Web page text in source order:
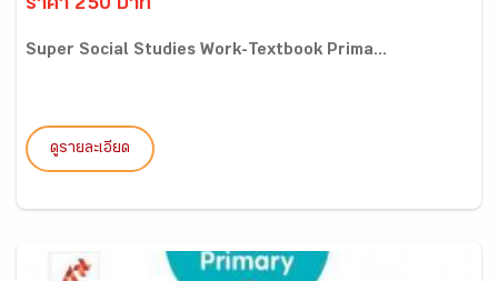
ราคา 250 บาท
Super Social Studies Work-Textbook Prima...
ดูรายละเอียด